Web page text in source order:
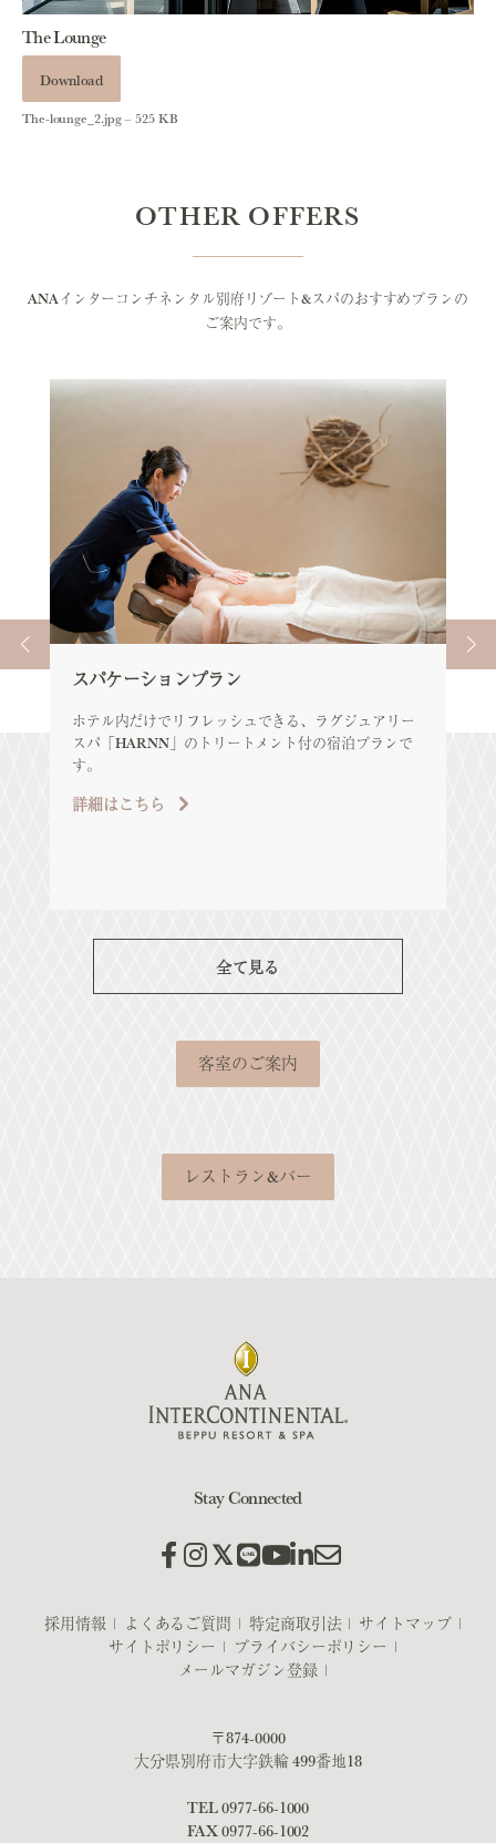
The Lounge
Download
The-lounge_2.jpg – 525 KB
OTHER OFFERS
ANAインターコンチネンタル別府リゾート&スパのおすすめプランの
ご案内です。
スパケーションプラン
ホテル内だけでリフレッシュできる、ラグジュアリー
スパ「HARNN」のトリートメント付の宿泊プランで
す。
詳細はこちら
全て見る
客室のご案内
レストラン&バー
Stay Connected
採用情報 よくあるご質問 特定商取引法
サイトマップ
サイトポリシー
プライバシーポリシー
メールマガジン登録
〒874-0000
大分県別府市大字鉄輪 499番地18
TEL0977-66-1000
FAX 0977-66-1002